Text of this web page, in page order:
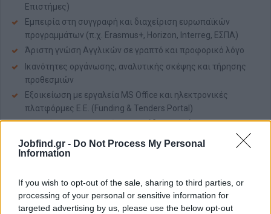
Jobfind.gr - Do Not Process My Personal
Information
If you wish to opt-out of the sale, sharing to third parties, or
processing of your personal or sensitive information for
targeted advertising by us, please use the below opt-out
Επιστήμες)
Εμπειρία στη συγγραφή και διαχείριση ευρωπαϊκών
προγραμμάτων (π.χ. Erasmus+, Horizon, Interreg, ΕΣΠΑ)
Άριστη γνώση Αγγλικών σε γραπτό και προφορικό λόγο
Ικανότητες οργάνωσης, αναλυτικής σκέψης και τήρησης
προθεσμιών
Εξοικείωση με εργαλεία MS Office και ηλεκτρονικές
πλατφόρμες Ε.Ε. (Funding & Tenders Portal)
Δυνατότητα συνεργασίας σε ομάδα και ανάληψης
Παροχές
Ανταγωνιστικό πακέτο αποδοχών αναλόγως προσόντων
και εμπειρίας
Συνεχής εκπαίδευση και συμμετοχή σε διεθνή σεμινάρια /